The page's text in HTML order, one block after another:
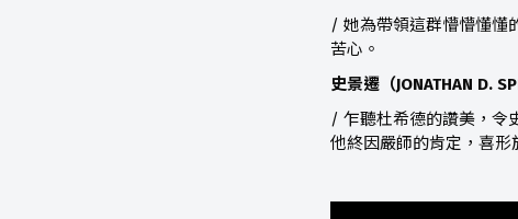
/ 她為帶領這群懵懵懂懂
苦心。
史景遷（JONATHAN D.
/ 乍聽杜希德的讚美，令
他終因嚴師的肯定，喜形